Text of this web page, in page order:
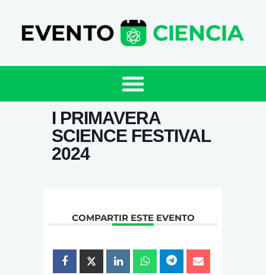
I PRIMAVERA
SCIENCE FESTIVAL
2024
COMPARTIR ESTE EVENTO